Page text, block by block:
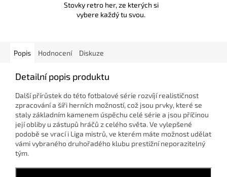
Stovky retro her, ze kterých si
vybere každý tu svou.
Popis Hodnocení Diskuze
Detailní popis produktu
Další přírůstek do této fotbalové série rozvíjí realističnost
zpracování a šíři herních možností, což jsou prvky, které se
staly základním kamenem úspěchu celé série a jsou příčinou
její obliby u zástupů hráčů z celého světa. Ve vylepšené
podobě se vrací i Liga mistrů, ve kterém máte možnost udělat
vámi vybraného druhořadého klubu prestižní neporazitelný
tým.